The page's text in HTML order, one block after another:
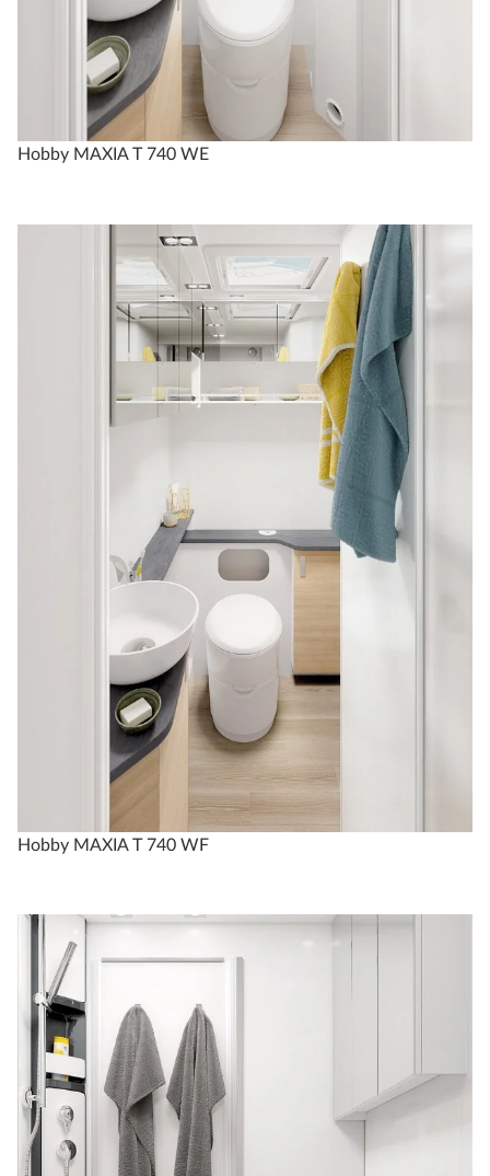
Hobby MAXIA T 740 WE
Hobby MAXIA T 740 WF